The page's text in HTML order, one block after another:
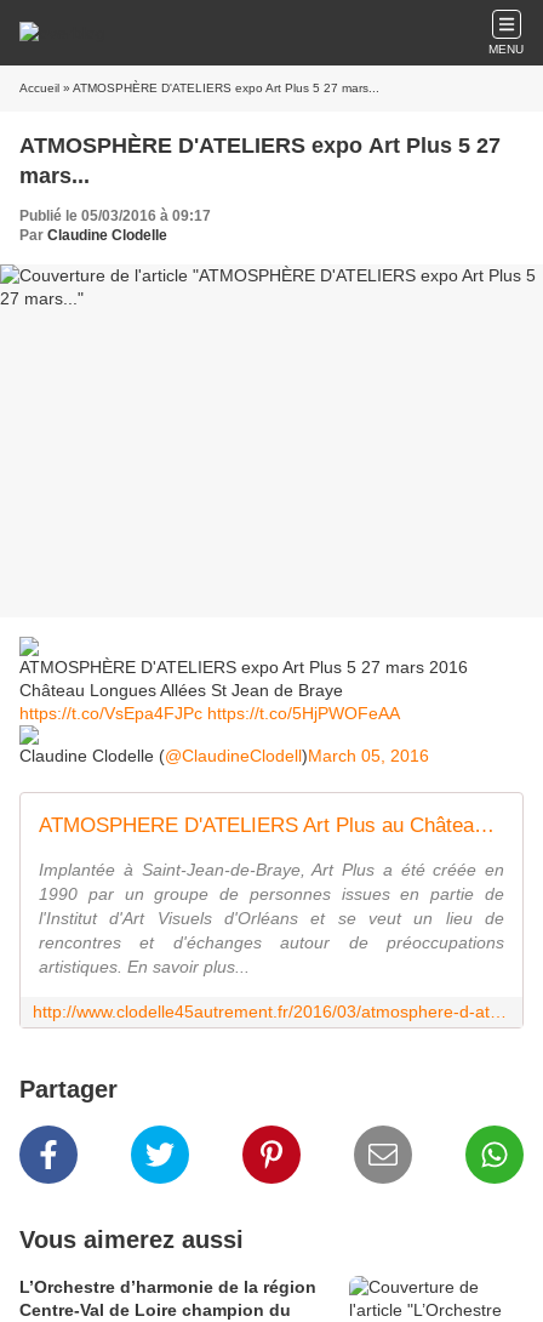
MENU
Accueil » ATMOSPHÈRE D'ATELIERS expo Art Plus 5 27 mars...
ATMOSPHÈRE D'ATELIERS expo Art Plus 5 27
mars...
Publié le 05/03/2016 à 09:17
Par Claudine Clodelle
ATMOSPHÈRE D'ATELIERS expo Art Plus 5 27 mars 2016
Château Longues Allées St Jean de Braye
https://t.co/VsEpa4FJPc https://t.co/5HjPWOFeAA
Claudine Clodelle (@ClaudineClodell)March 05, 2016
ATMOSPHERE D'ATELIERS Art Plus au Château des Longues Allées 5 - 27 mars 2016 - VIVRE AUTREMENT VOS LOISIRS avec Clodelle
Implantée à Saint-Jean-de-Braye, Art Plus a été créée en
1990 par un groupe de personnes issues en partie de
l'Institut d'Art Visuels d'Orléans et se veut un lieu de
rencontres et d'échanges autour de préoccupations
artistiques. En savoir plus...
Partager
Vous aimerez aussi
L’Orchestre d’harmonie de la région
Centre-Val de Loire champion du